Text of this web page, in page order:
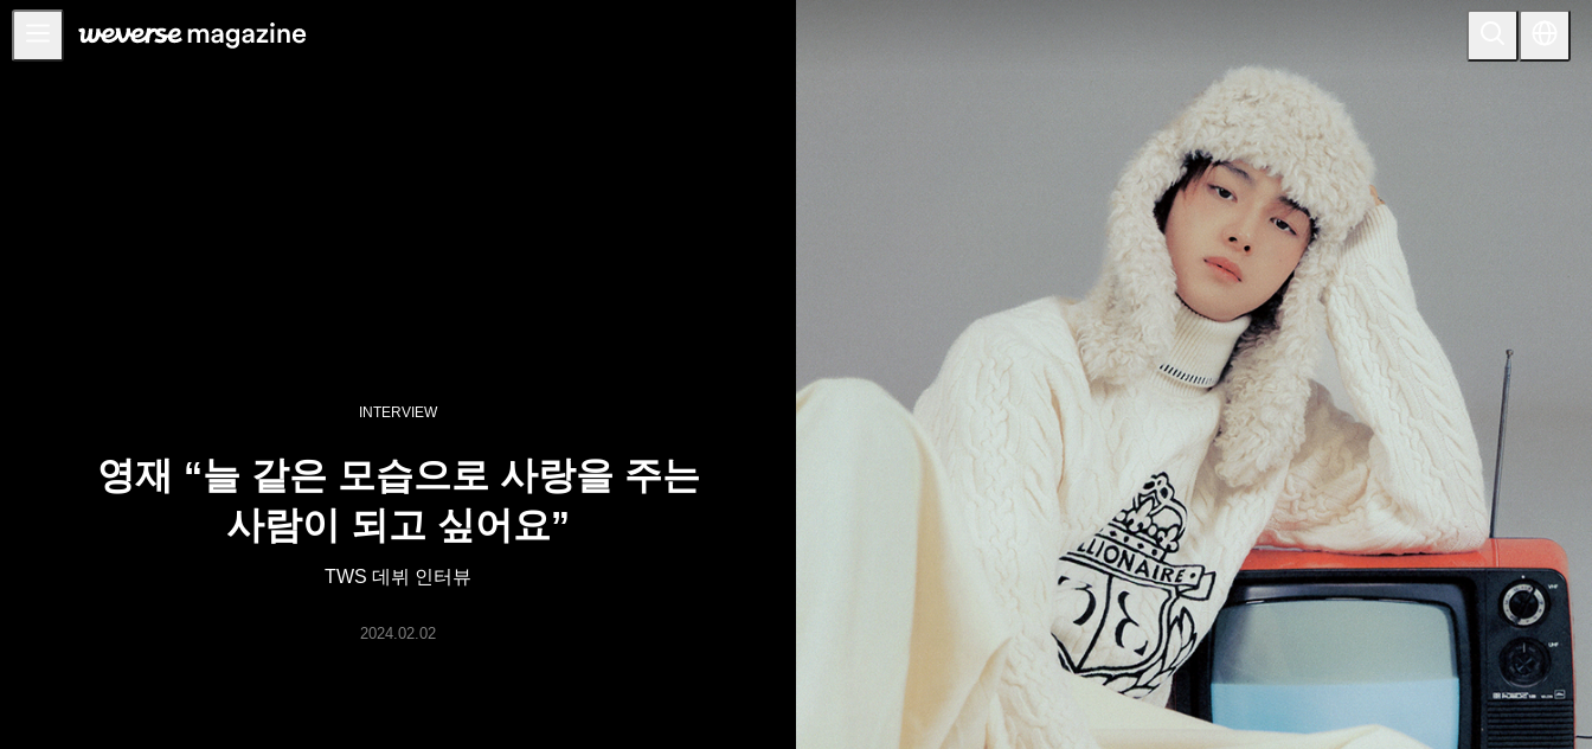
공지사항
INTERVIEW
영재 “늘 같은 모습으로 사랑을 주는
사람이 되고 싶어요”
TWS 데뷔 인터뷰
2024.02.02